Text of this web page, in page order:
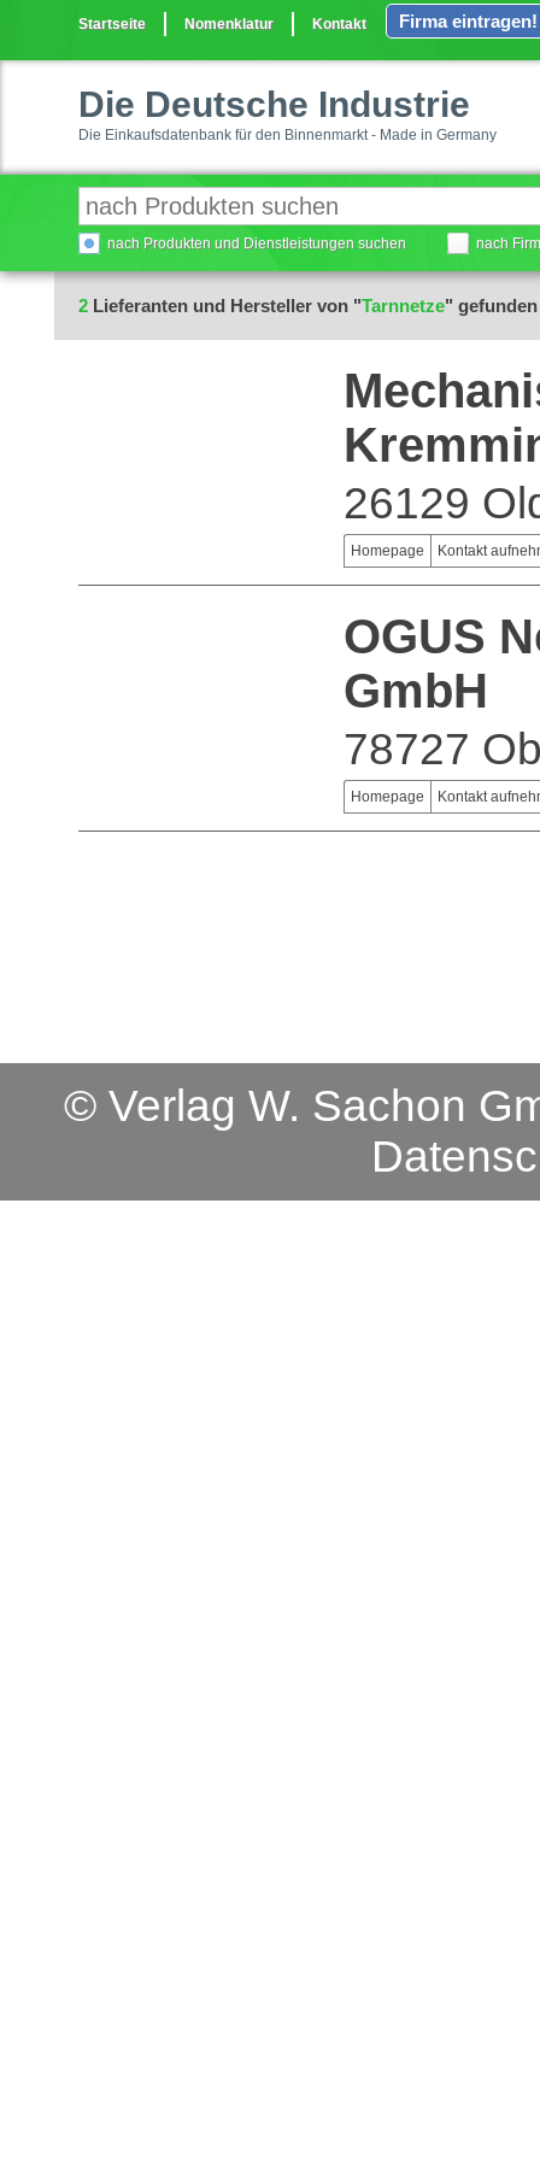
Startseite Nomenklatur Kontakt Firma eintragen!
Die Deutsche Industrie
Die Einkaufsdatenbank für den Binnenmarkt - Made in Germany
nach Produkten und Dienstleistungen suchen nach
2 Lieferanten und Hersteller von "Tarnnetze" gefunden
26129
Homepage Kontakt
OGUS
GmbH
78727
Homepage Kontakt
© Verlag W. Sachon